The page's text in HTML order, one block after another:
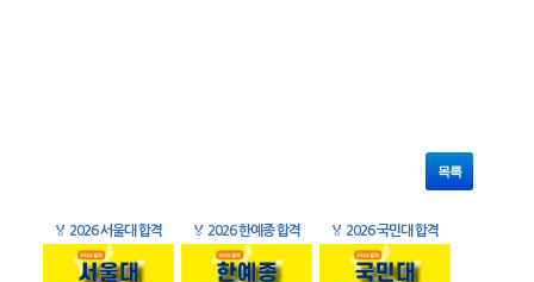
목록
🏅 2026 서울대 합격 🏅 2026 한예종 합격 🏅 2026 국민대 합격